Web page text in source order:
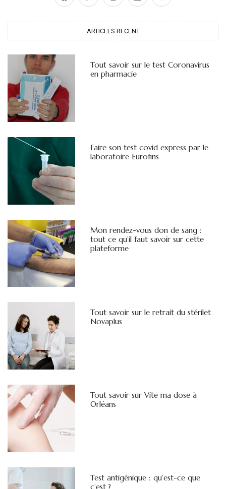
ARTICLES RECENT
Tout savoir sur le test Coronavirus
en pharmacie
Faire son test covid express par le
laboratoire Eurofins
Mon rendez-vous don de sang :
tout ce qu’il faut savoir sur cette
plateforme
Tout savoir sur le retrait du stérilet
Novaplus
Tout savoir sur Vite ma dose à
Orléans
Test antigénique : qu’est-ce que
c’est ?